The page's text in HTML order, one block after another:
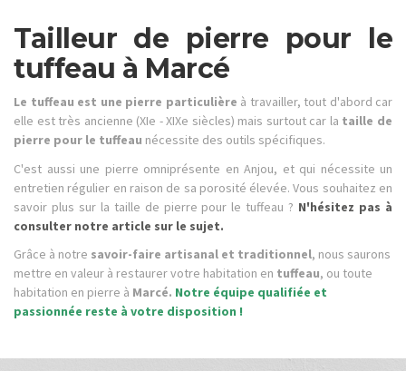
Tailleur de pierre pour le
tuffeau à Marcé
Le tuffeau est une pierre particulière à travailler, tout d'abord car
elle est très ancienne (XIe - XIXe siècles) mais surtout car la taille de
pierre pour le tuffeau nécessite des outils spécifiques.
C'est aussi une pierre omniprésente en Anjou, et qui nécessite un
entretien régulier en raison de sa porosité élevée. Vous souhaitez en
savoir plus sur la taille de pierre pour le tuffeau ? N'hésitez pas à
consulter notre article sur le sujet.
Grâce à notre savoir-faire artisanal et traditionnel, nous saurons
mettre en valeur à restaurer votre habitation en tuffeau, ou toute
habitation en pierre à Marcé. Notre équipe qualifiée et
passionnée reste à votre disposition !